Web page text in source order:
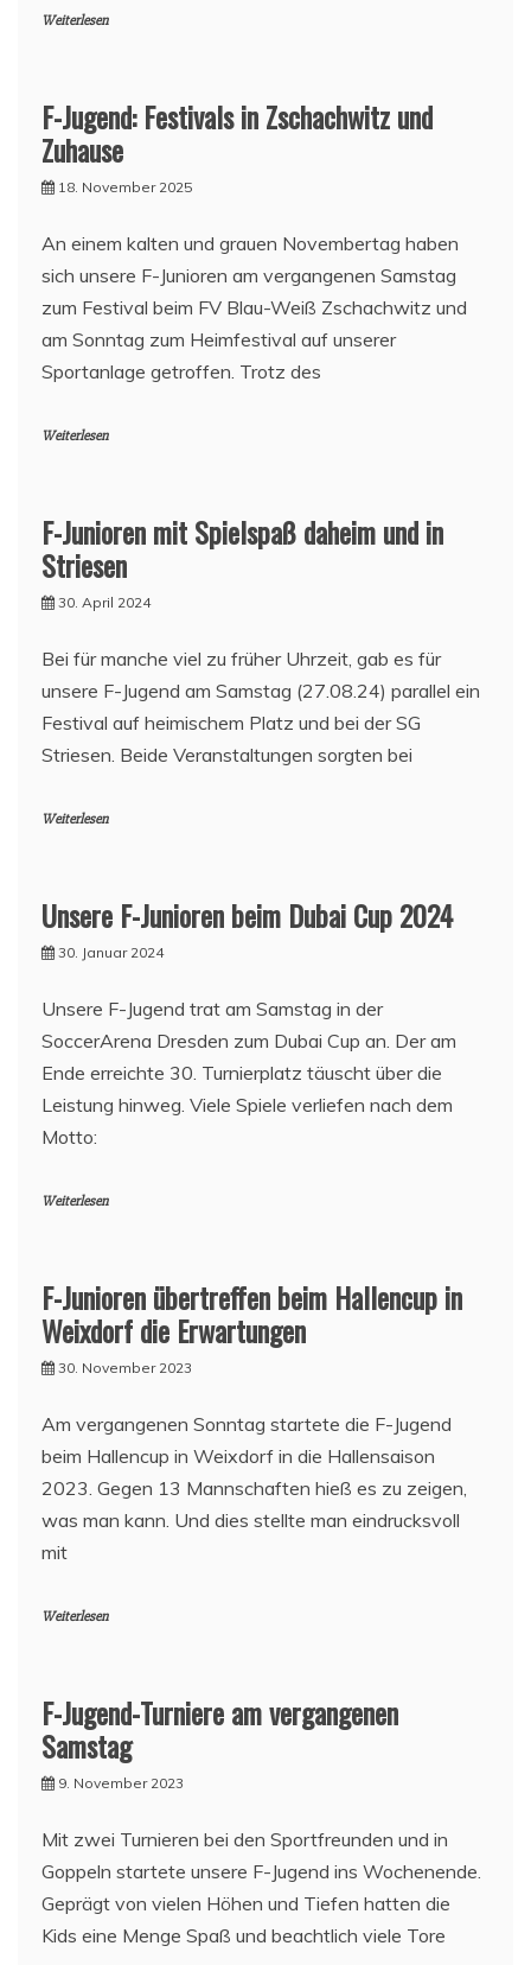
Weiterlesen
F-Jugend: Festivals in Zschachwitz und
Zuhause
18. November 2025
An einem kalten und grauen Novembertag haben
sich unsere F-Junioren am vergangenen Samstag
zum Festival beim FV Blau-Weiß Zschachwitz und
am Sonntag zum Heimfestival auf unserer
Sportanlage getroffen. Trotz des
Weiterlesen
F-Junioren mit Spielspaß daheim und in
Striesen
30. April 2024
Bei für manche viel zu früher Uhrzeit, gab es für
unsere F-Jugend am Samstag (27.08.24) parallel ein
Festival auf heimischem Platz und bei der SG
Striesen. Beide Veranstaltungen sorgten bei
Weiterlesen
Unsere F-Junioren beim Dubai Cup 2024
30. Januar 2024
Unsere F-Jugend trat am Samstag in der
SoccerArena Dresden zum Dubai Cup an. Der am
Ende erreichte 30. Turnierplatz täuscht über die
Leistung hinweg. Viele Spiele verliefen nach dem
Motto:
Weiterlesen
F-Junioren übertreffen beim Hallencup in
Weixdorf die Erwartungen
30. November 2023
Am vergangenen Sonntag startete die F-Jugend
beim Hallencup in Weixdorf in die Hallensaison
2023. Gegen 13 Mannschaften hieß es zu zeigen,
was man kann. Und dies stellte man eindrucksvoll
mit
Weiterlesen
F-Jugend-Turniere am vergangenen
Samstag
9. November 2023
Mit zwei Turnieren bei den Sportfreunden und in
Goppeln startete unsere F-Jugend ins Wochenende.
Geprägt von vielen Höhen und Tiefen hatten die
Kids eine Menge Spaß und beachtlich viele Tore